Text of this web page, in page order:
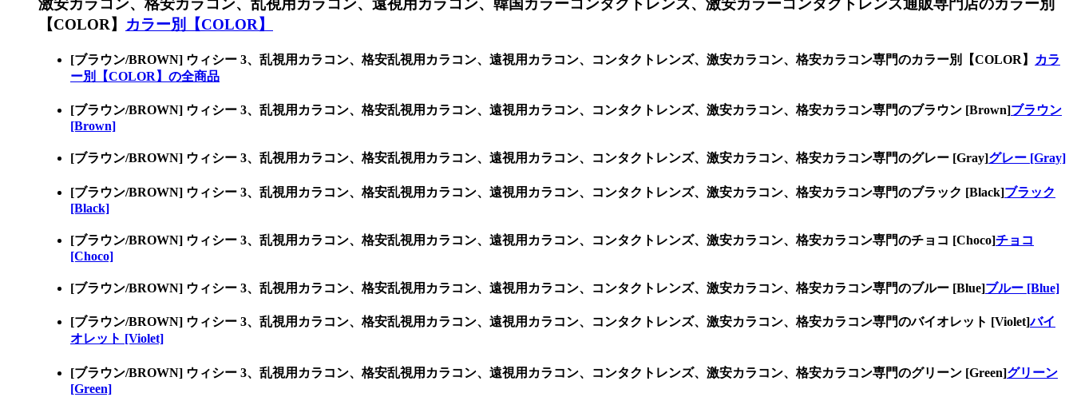
【COLOR】 カラー別【COLOR】
[ブラウン/BROWN] ウィシー 3、乱視用カラコン、格安乱視用カラコン、遠視用カラコン、コンタクトレンズ、激安カラコン、格安カラコン専門のカラー別【COLOR】
カラ
ー別【COLOR】の全商品
[ブラウン/BROWN] ウィシー 3、乱視用カラコン、格安乱視用カラコン、遠視用カラコン、コンタクトレンズ、激安カラコン、格安カラコン専門のブラウン [Brown]ブラウン
[Brown]
[ブラウン/BROWN] ウィシー 3、乱視用カラコン、格安乱視用カラコン、遠視用カラコン、コンタクトレンズ、激安カラコン、格安カラコン専門のグレー [Gray]グレー [Gray]
[ブラウン/BROWN] ウィシー 3、乱視用カラコン、格安乱視用カラコン、遠視用カラコン、コンタクトレンズ、激安カラコン、格安カラコン専門のブラック [Black]ブラック
[Black]
[ブラウン/BROWN] ウィシー 3、乱視用カラコン、格安乱視用カラコン、遠視用カラコン、コンタクトレンズ、激安カラコン、格安カラコン専門のチョコ [Choco]チョコ
[Choco]
[ブラウン/BROWN] ウィシー 3、乱視用カラコン、格安乱視用カラコン、遠視用カラコン、コンタクトレンズ、激安カラコン、格安カラコン専門のブルー [Blue]ブルー [Blue]
[ブラウン/BROWN] ウィシー 3、乱視用カラコン、格安乱視用カラコン、遠視用カラコン、コンタクトレンズ、激安カラコン、格安カラコン専門のバイオレット [Violet]バイ
オレット [Violet]
[ブラウン/BROWN] ウィシー 3、乱視用カラコン、格安乱視用カラコン、遠視用カラコン、コンタクトレンズ、激安カラコン、格安カラコン専門のグリーン [Green]グリーン
[Green]